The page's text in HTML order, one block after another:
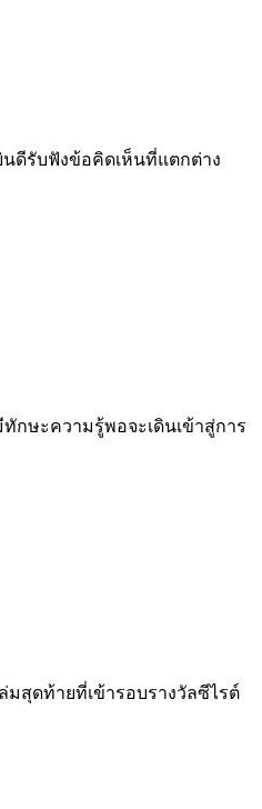
นดีรับฟังข้อคิดเห็นที่แตกต่าง
ษะความรู้พอจะเดินเข้าสู่การ
สุดท้ายที่เข้ารอบรางวัลซีไรต์